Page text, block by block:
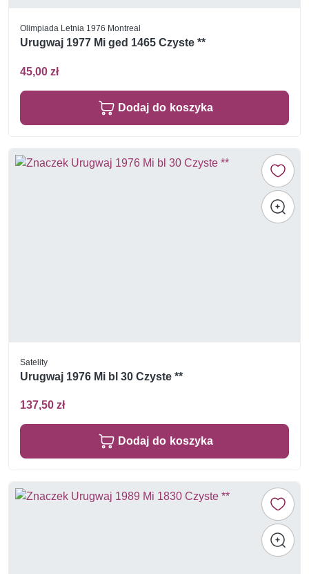
Olimpiada Letnia 1976 Montreal
Urugwaj 1977 Mi ged 1465 Czyste **
45,00 zł
Dodaj do koszyka
Satelity
Urugwaj 1976 Mi bl 30 Czyste **
137,50 zł
Dodaj do koszyka